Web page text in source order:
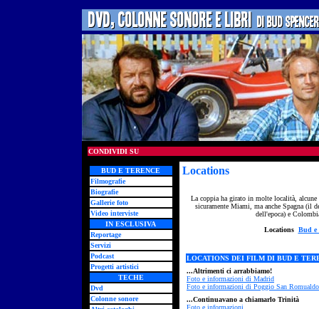
CONDIVIDI SU
BUD E TERENCE
Filmografie
Biografie
Gallerie foto
Video interviste
IN ESCLUSIVA
Reportage
Servizi
Podcast
Progetti artistici
TECHE
Dvd
Colonne sonore
Locations
La coppia ha girato in molte località,
sicuramente Miami, ma anche Spagna (il
dell'epoca) e
Locations Bud e
LOCATIONS DEI FILM DI BUD E
...Altrimenti ci arrabbiamo!
Foto e informazioni di Madrid
Foto e informazioni di Poggio San Romualdo
...Continuavano a chiamarlo Trinità
Foto e informazioni